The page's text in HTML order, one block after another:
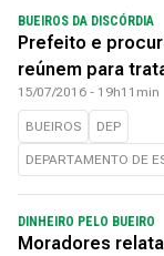
BUEIROS DA DISCÓRDIA
Prefeito e
reúnem para
15/07/2016 - 19h11min
BUEIROS DEP
DEPARTAMENTO DE
DINHEIRO PELO BUEIRO
Moradores